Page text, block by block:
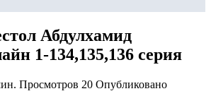
Абдулхамид
1-134,135,136 серия
Просмотров 20 Опубликовано